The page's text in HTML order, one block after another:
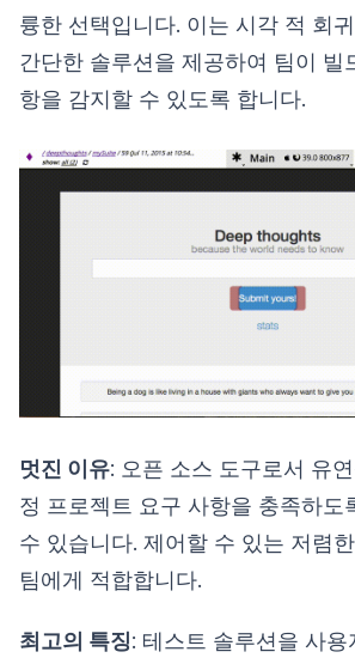
륭한 선택입니다. 이는 시각 적 회
간단한 솔루션을 제공하여 팀이 빌
항을 감지할 수 있도록 합니다.
멋진 이유: 오픈 소스 도구로서 유
정 프로젝트 요구 사항을 충족하도
수 있습니다. 제어할 수 있는 저렴
팀에게 적합합니다.
최고의 특징: 테스트 솔루션을 사